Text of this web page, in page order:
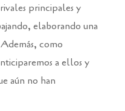
principales y
elaborando una
como
a ellos y
aún no han